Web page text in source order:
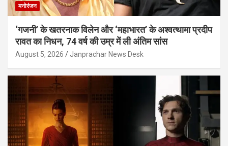
मनोरंजन
‘गजनी’ के खतरनाक विलेन और ‘महाभारत’ के अश्वत्थामा प्रदीप
रावत का निधन, 74 वर्ष की उम्र में ली अंतिम सांस
August 5, 2026 Janprachar News Desk